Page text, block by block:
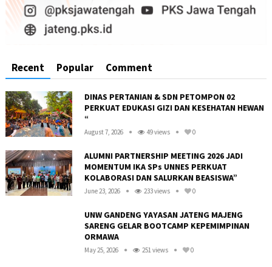
Recent Popular Comment
DINAS PERTANIAN & SDN PETOMPON 02
PERKUAT EDUKASI GIZI DAN KESEHATAN HEWAN
“
August 7, 2026 49 views 0
ALUMNI PARTNERSHIP MEETING 2026 JADI
MOMENTUM IKA SPs UNNES PERKUAT
KOLABORASI DAN SALURKAN BEASISWA”
June 23, 2026 233 views 0
UNW GANDENG YAYASAN JATENG MAJENG
SARENG GELAR BOOTCAMP KEPEMIMPINAN
ORMAWA
May 25, 2026 251 views 0